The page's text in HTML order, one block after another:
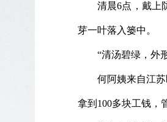
清晨6点，戴上
芽一叶落入篓中。
“清汤碧绿，外
何阿姨来自江
拿到100多块工钱，